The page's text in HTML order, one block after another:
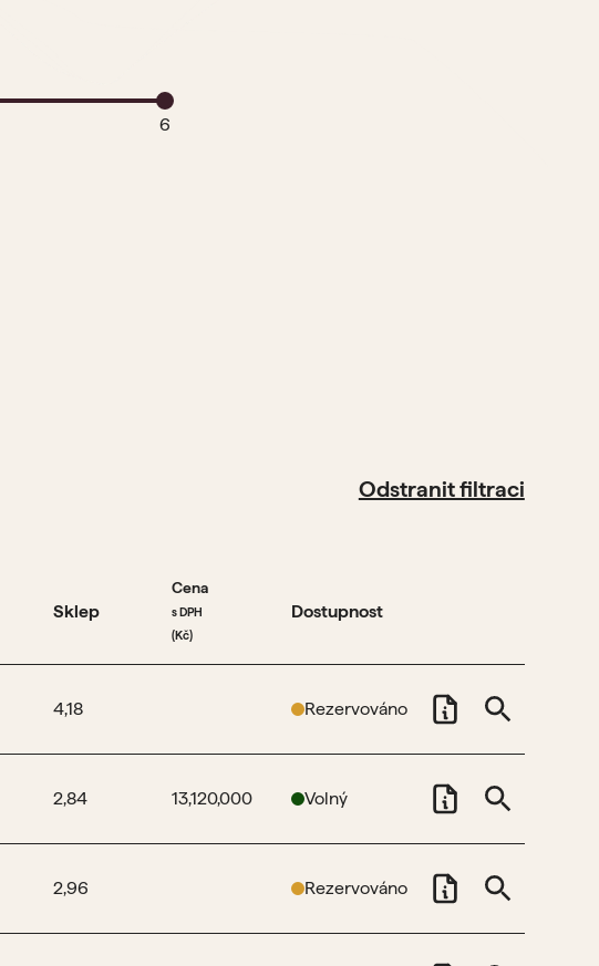
6
Odstranit filtraci
Sklep
Cena
s DPH
(Kč)
Dostupnost
4,18 Rezervováno
2,84 13,120,000 Volný
2,96 Rezervováno